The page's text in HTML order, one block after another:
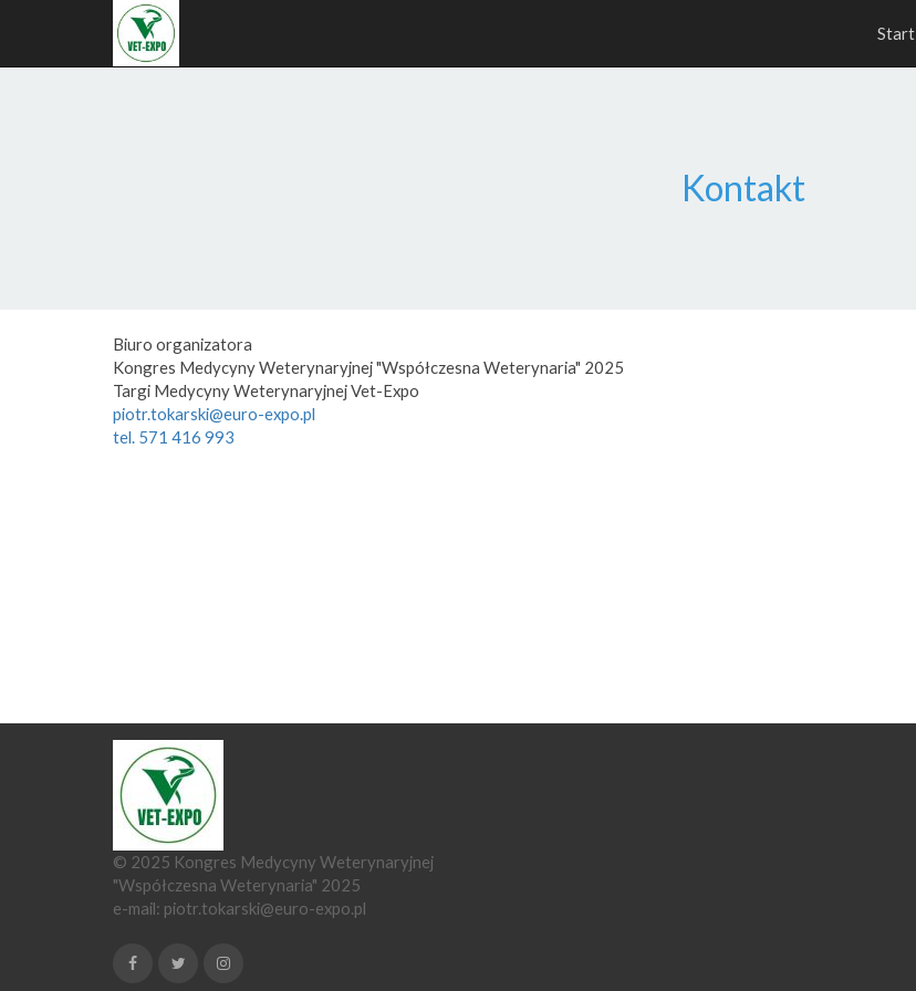
Start
Kontakt
Biuro organizatora
Kongres Medycyny Weterynaryjnej "Współczesna Weterynaria" 2025
Targi Medycyny Weterynaryjnej Vet-Expo
piotr.tokarski@euro-expo.pl
tel. 571 416 993
© 2025 Kongres Medycyny Weterynaryjnej
"Współczesna Weterynaria" 2025
e-mail: piotr.tokarski@euro-expo.pl